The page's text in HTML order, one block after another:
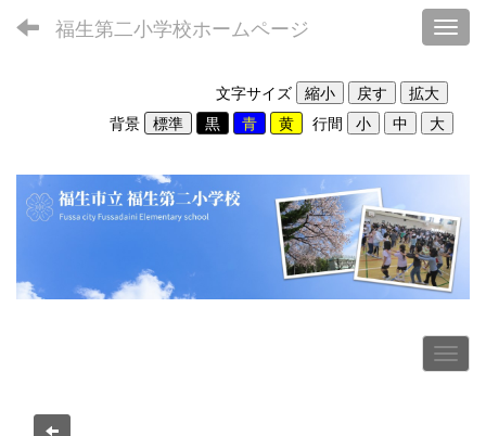
福生第二小学校ホームページ
文字サイズ
背景
行間